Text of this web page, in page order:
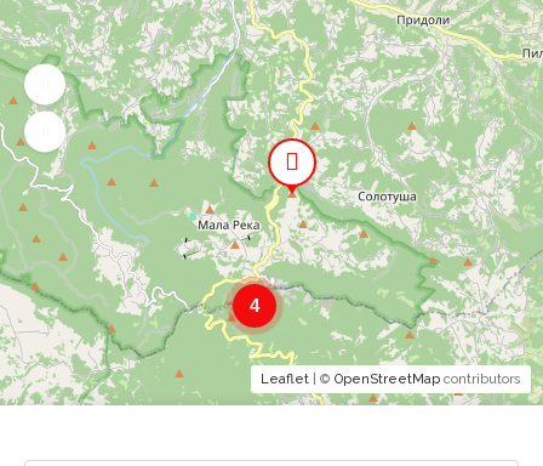
4
Leaflet | © OpenStreetMap contributors